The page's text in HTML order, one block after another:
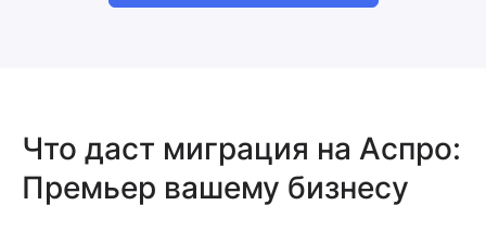
Что даст миграция на Аспро:
Премьер вашему бизнесу